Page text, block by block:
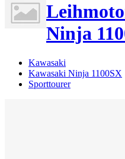
Ninja
Kawasaki
Kawasaki Ninja 1100SX
Sporttourer